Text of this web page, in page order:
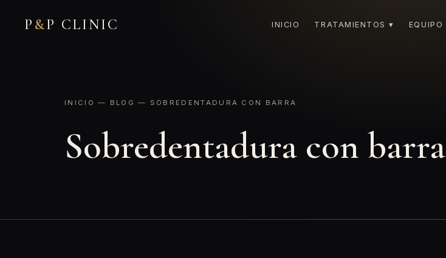
P &P CLINIC INICIO TRATAMIENTOS ▾ EQUIPO
INICIO — BLOG — SOBREDENTADURA CON BARRA
Sobredentadura con barra